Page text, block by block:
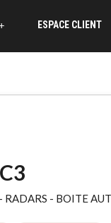
ESPACE CLIENT
RADARS - BOITE